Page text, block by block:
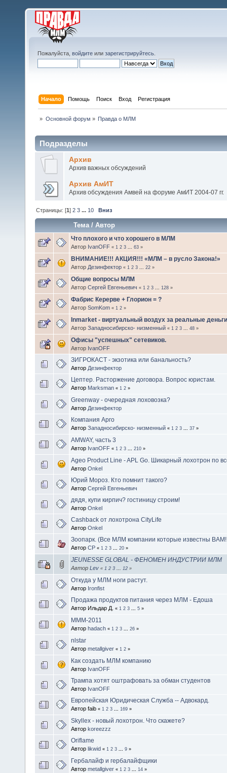
Пожалуйста, войдите или зарегистрируйтесь
Начало Помощь Поиск Вход Регистрация
» Основной форум » Правда о МЛМ
Подразделы
Архив
Архив важных обсуждений
Архив АмИТ
Архив обсуждения Амвей на форуме АмИТ 2004-07 гг.
Страницы: [1]2 3 ... 10 Вниз
Тема/Автор
Что плохого и что хорошего в МЛМ
Автор IvanOFF « 1 2 3 ... 63 »
ВНИМАНИЕ!!! АКЦИЯ!!! «МЛМ – в русло Закона!»
Автор Дезинфектор « 1 2 3 ... 22 »
Общие вопросы МЛМ
Автор Сергей Евгеньевич « 1 2 3 ... 128 »
Фабрис Керерве + Глорион = ?
Автор SomKom « 1 2 »
Inmarket - виртуальный воздух за реальные деньги
Автор Западносибирско- низменный « 1 2 3 ... 48 »
Офисы "успешных" сетевиков.
Автор IvanOFF
ЗИГРОКАСТ - экзотика или банальность?
Автор Дезинфектор
Цептер. Расторжение договора. Вопрос юристам.
Автор Marksman « 1 2 »
Greenway - очередная лоховозка?
Автор Дезинфектор
Компания Арго
Автор Западносибирско- низменный « 1 2 3 ... 37 »
AMWAY, часть 3
Автор IvanOFF « 1 2 3 ... 210 »
Ageo Product Line - APL Go. Шикарный лохотрон по
Автор Onkel
Юрий Мороз. Кто помнит такого?
Автор Сергей Евгеньевич
дядя, купи кирпич? гостиницу строим!
Автор Onkel
Cashback от лохотрона CityLife
Автор Onkel
Зоопарк. (Все МЛМ компании которые известны
Автор CP « 1 2 3 ... 20 »
JEUNESSE GLOBAL - ФЕНОМЕН ИНДУСТРИИ МЛМ
Автор Lev « 1 2 3 ... 12 »
Откуда у МЛМ ноги растут.
Автор Ironfist
Продажа продуктов питания через МЛМ - Едоша
Автор Ильдар Д. « 1 2 3 ... 5 »
МММ-2011
Автор hadach « 1 2 3 ... 26 »
nlstar
Автор metallgiver « 1 2 »
Как создать МЛМ компанию
Автор IvanOFF
Трампа хотят оштрафовать за обман студентов
Автор IvanOFF
Европейская Юридическая Служба -- Адвокард.
Автор faib « 1 2 3 ... 169 »
Skyllex - новый лохотрон. Что скажете?
Автор koreezzz
Oriflame
Автор likwid « 1 2 3 ... 9 »
Гербалайф и гербалайфщики
Автор metallgiver « 1 2 3 ... 14 »